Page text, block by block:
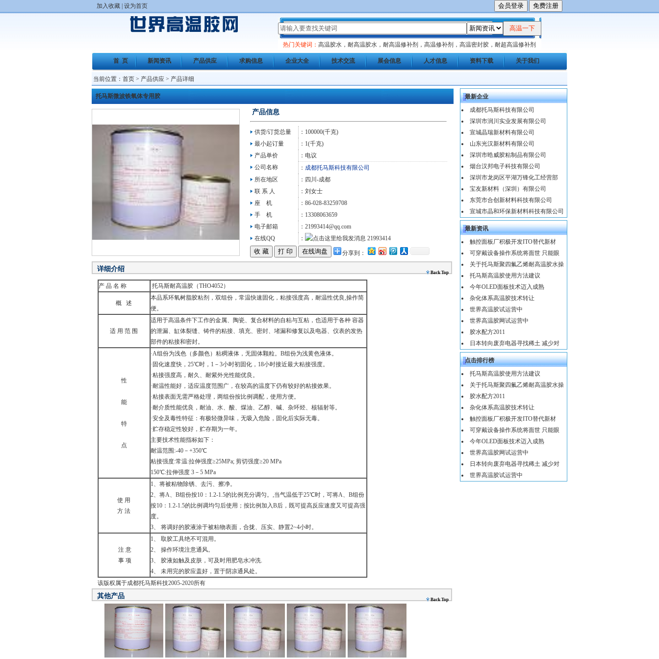
加入收藏 设为首页
热门关键词： 高温胶水，耐高温胶水，耐高温修补剂，高温修补剂，高温密封胶，耐超高温修补剂
首 页 新闻资讯 产品供应 求购信息 企业大全 技术交流 展会信息 人才信息 资料下载 关于我们
当前位置： 首页 > 产品供应 > 产品详细
托马斯微波铁氧体专用胶
产品信息
供货/订货总量
：100000(千克)
最小起订量
：1(千克)
产品单价
：电议
公司名称
： 成都托马斯科技有限公司
所在地区
：四川-成都
联 系 人
：刘女士
座 机
：86-028-83259708
手 机
：13308063659
电子邮箱
：21993414@qq.com
在线QQ
： 21993414
分享到：
详细介绍 Back Top
产 品 名 称 托马斯耐高温胶（THO4052）
概 述
本品系环氧树脂胶粘剂，双组份，常温快速固化，粘接强度高，耐温性优良,操作简
便。
适 用 范 围
适用于高温条件下工作的金属、陶瓷、复合材料的自粘与互粘，也适用于各种 容器
的泄漏、缸体裂缝、铸件的粘接、填充、密封、堵漏和修复以及电器、仪表的发热
部件的粘接和密封。
性
能
特
点
·A组份为浅色（多颜色）粘稠液体，无固体颗粒。B组份为浅黄色液体。
·固化速度快，25℃时，1－3小时初固化，18小时接近最大粘接强度。
·粘接强度高，耐久、耐紫外光性能优良。
·耐温性能好，适应温度范围广，在较高的温度下仍有较好的粘接效果。
·粘接表面无需严格处理，两组份按比例调配，使用方便。
·耐介质性能优良，耐油、水、酸、煤油、乙醇、碱、杂环烃、核辐射等。
·安全及毒性特征：有极轻微异味，无吸入危险，固化后实际无毒。
·贮存稳定性较好，贮存期为一年。
主要技术性能指标如下：
耐温范围:-40－+350℃
粘接强度:常温:拉伸强度≥25MPa; 剪切强度≥20 MPa
150℃:拉伸强度 3－5 MPa
使 用
方 法
1、将被粘物除锈、去污、擦净。
2、将A、B组份按10：1.2-1.5的比例充分调匀。,当气温低于25℃时，可将A、B组份
按10：1.2-1.5的比例调均匀后使用；按比例加入B后，既可提高反应速度又可提高强
度。
3、 将调好的胶液涂于被粘物表面，合拢、压实、静置2~4小时。
注 意
事 项
1、 取胶工具绝不可混用。
2、 操作环境注意通风。
3、 胶液如触及皮肤，可及时用肥皂水冲洗.
4、 未用完的胶应盖好，置于阴凉通风处。
该版权属于成都托马斯科技2005-2020所有
其他产品 Back Top
最新企业
成都托马斯科技有限公司
深圳市润川实业发展有限公司
宣城晶瑞新材料有限公司
山东光汉新材料有限公司
深圳市晧威胶粘制品有限公司
烟台汉邦电子科技有限公司
深圳市龙岗区平湖万锋化工经营部
宝友新材料（深圳）有限公司
东莞市合创新材料科技有限公司
宣城市晶和环保新材料科技有限公司
最新资讯
触控面板厂积极开发ITO替代新材
可穿戴设备操作系统将面世 只能眼
关于托马斯聚四氟乙烯耐高温胶水操
托马斯高温胶使用方法建议
今年OLED面板技术迈入成熟
杂化体系高温胶技术转让
世界高温胶试运营中
世界高温胶网试运营中
胶水配方2011
日本转向废弃电器寻找稀土 减少对
点击排行榜
托马斯高温胶使用方法建议
关于托马斯聚四氟乙烯耐高温胶水操
胶水配方2011
杂化体系高温胶技术转让
触控面板厂积极开发ITO替代新材
可穿戴设备操作系统将面世 只能眼
今年OLED面板技术迈入成熟
世界高温胶网试运营中
日本转向废弃电器寻找稀土 减少对
世界高温胶试运营中